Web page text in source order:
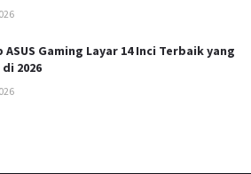
Gaming Layar 14 Inci Terbaik yang
2026